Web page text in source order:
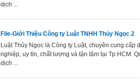
dịch ...
File-Giới Thiệu Công ty Luật TNHH Thủy Ngọc 2
Luật Thủy Ngọc là Công ty Luật, chuyên cung cấp
nghiệp, uy tín, chất lượng và tận tâm tại Tp.HCM.
dịch ...